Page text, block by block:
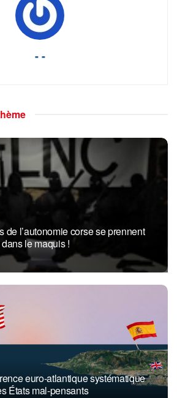
- -
de l’autonomie corse se prennent
le maquis !
euro-atlantique systématique
États mal-pensants